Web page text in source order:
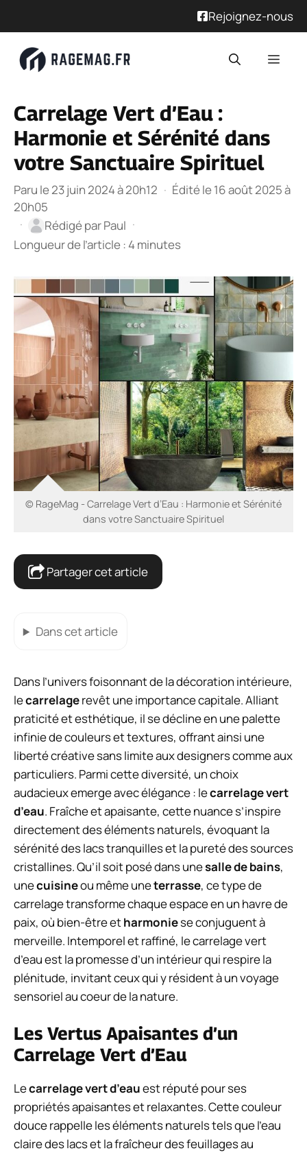
Rejoignez-nous
Carrelage Vert d’Eau :
Harmonie et Sérénité dans
votre Sanctuaire Spirituel
Paru le 23 juin 2024 à 20h12 · Édité le 16 août 2025 à
20h05
·
Rédigé parPaul ·
Longueur de l’article : 4 minutes
© RageMag - Carrelage Vert d’Eau : Harmonie et Sérénité
dans votre Sanctuaire Spirituel
Partager cet article
Dans cet article
Dans l’univers foisonnant de la décoration intérieure,
lecarrelagerevêt une importance capitale. Alliant
praticité et esthétique, il se décline en une palette
infinie de couleurs et textures, offrant ainsi une
liberté créative sans limite aux designers comme aux
particuliers. Parmi cette diversité, un choix
audacieux emerge avec élégance : lecarrelage vert
d’eau. Fraîche et apaisante, cette nuance s’inspire
directement des éléments naturels, évoquant la
sérénité des lacs tranquilles et la pureté des sources
cristallines. Qu’il soit posé dans unesalle de bains,
unecuisineou même uneterrasse, ce type de
carrelage transforme chaque espace en un havre de
paix, où bien-être etharmoniese conjuguent à
merveille. Intemporel et raffiné, le carrelage vert
d’eau est la promesse d’un intérieur qui respire la
plénitude, invitant ceux qui y résident à un voyage
sensoriel au coeur de la nature.
Les Vertus Apaisantes d’un
Carrelage Vert d’Eau
Lecarrelage vert d’eauest réputé pour ses
propriétés apaisantes et relaxantes. Cette couleur
douce rappelle les éléments naturels tels que l’eau
claire des lacs et la fraîcheur des feuillages au